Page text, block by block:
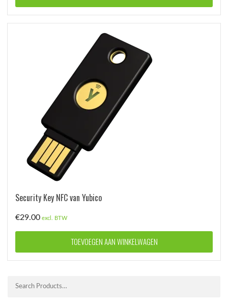
Security Key NFC van Yubico
€29.00 excl. BTW
TOEVOEGEN AAN WINKELWAGEN